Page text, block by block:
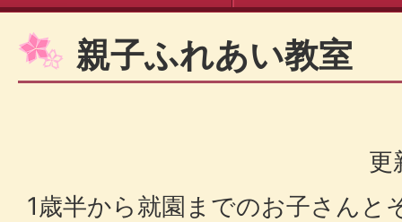
親子ふれあい教室
更
1歳半から就園までのお子さんと